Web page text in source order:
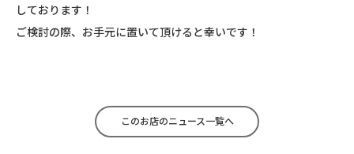
しております！
ご検討の際、お手元に置いて頂けると幸いです！
このお店のニュース一覧へ